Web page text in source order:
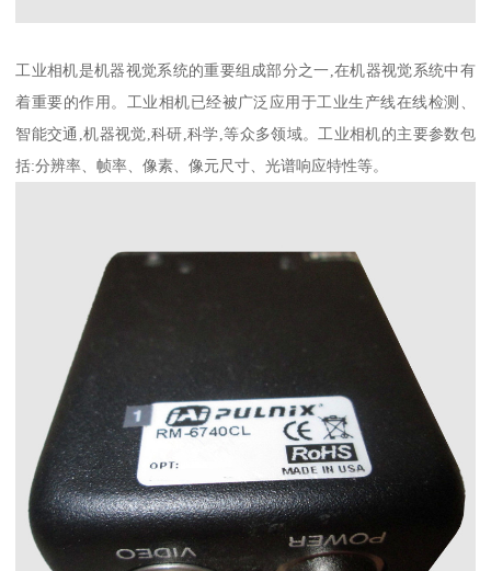
工业相机是机器视觉系统的重要组成部分之一,在机器视觉系统中有
着重要的作用。工业相机已经被广泛应用于工业生产线在线检测、
智能交通,机器视觉,科研,科学,等众多领域。工业相机的主要参数包
括:分辨率、帧率、像素、像元尺寸、光谱响应特性等。